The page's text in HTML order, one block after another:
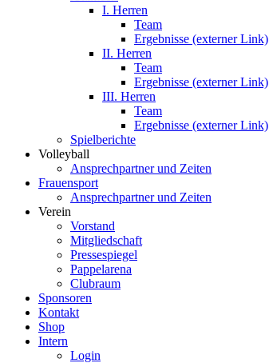
I. Herren
Team
Ergebnisse (externer Link)
II. Herren
Team
Ergebnisse (externer Link)
III. Herren
Team
Ergebnisse (externer Link)
Spielberichte
Volleyball
Ansprechpartner und Zeiten
Frauensport
Ansprechpartner und Zeiten
Verein
Vorstand
Mitgliedschaft
Pressespiegel
Pappelarena
Clubraum
Sponsoren
Kontakt
Shop
Intern
Login